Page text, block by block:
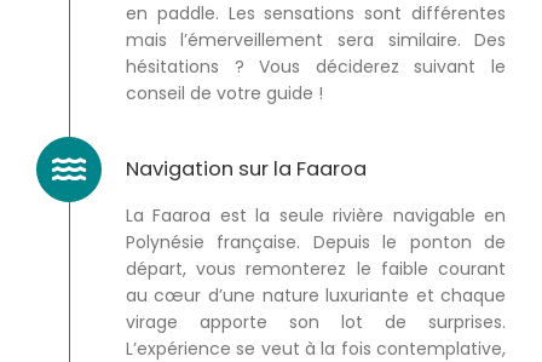
en paddle. Les sensations sont différentes
mais l’émerveillement sera similaire. Des
hésitations ? Vous déciderez suivant le
conseil de votre guide !
Navigation sur la Faaroa
La Faaroa est la seule rivière navigable en
Polynésie française. Depuis le ponton de
départ, vous remonterez le faible courant
au cœur d’une nature luxuriante et chaque
virage apporte son lot de surprises.
L’expérience se veut à la fois contemplative,